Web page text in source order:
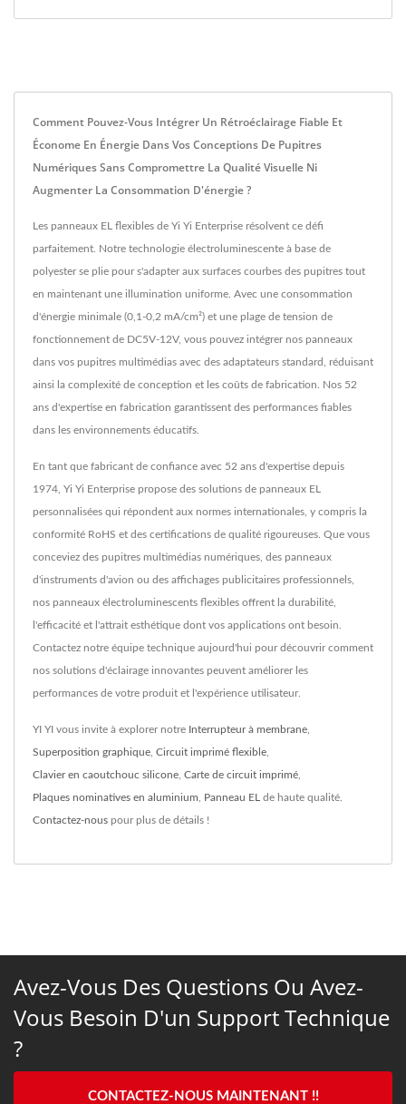
Comment Pouvez-Vous Intégrer Un Rétroéclairage Fiable Et
Économe En Énergie Dans Vos Conceptions De Pupitres
Numériques Sans Compromettre La Qualité Visuelle Ni
Augmenter La Consommation D'énergie ?
Les panneaux EL flexibles de Yi Yi Enterprise résolvent ce défi
parfaitement. Notre technologie électroluminescente à base de
polyester se plie pour s'adapter aux surfaces courbes des pupitres tout
en maintenant une illumination uniforme. Avec une consommation
d'énergie minimale (0,1-0,2 mA/cm²) et une plage de tension de
fonctionnement de DC5V-12V, vous pouvez intégrer nos panneaux
dans vos pupitres multimédias avec des adaptateurs standard, réduisant
ainsi la complexité de conception et les coûts de fabrication. Nos 52
ans d'expertise en fabrication garantissent des performances fiables
dans les environnements éducatifs.
En tant que fabricant de confiance avec 52 ans d'expertise depuis
1974, Yi Yi Enterprise propose des solutions de panneaux EL
personnalisées qui répondent aux normes internationales, y compris la
conformité RoHS et des certifications de qualité rigoureuses. Que vous
conceviez des pupitres multimédias numériques, des panneaux
d'instruments d'avion ou des affichages publicitaires professionnels,
nos panneaux électroluminescents flexibles offrent la durabilité,
l'efficacité et l'attrait esthétique dont vos applications ont besoin.
Contactez notre équipe technique aujourd'hui pour découvrir comment
nos solutions d'éclairage innovantes peuvent améliorer les
performances de votre produit et l'expérience utilisateur.
YI YI vous invite à explorer notre Interrupteur à membrane
Superposition graphique Circuit imprimé flexible
Clavier en caoutchouc silicone Carte de circuit imprimé
Plaques nominatives en aluminium Panneau EL de haute qualité.
Contactez-nous pour plus de détails !
Avez-Vous Des Questions Ou Avez-
Vous Besoin D'un Support Technique
?
CONTACTEZ-NOUS MAINTENANT !!